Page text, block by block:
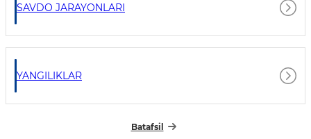
SAVDO JARAYONLARI
YANGILIKLAR
Batafsil